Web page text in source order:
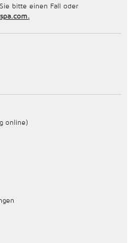
bitte einen Fall oder
online)